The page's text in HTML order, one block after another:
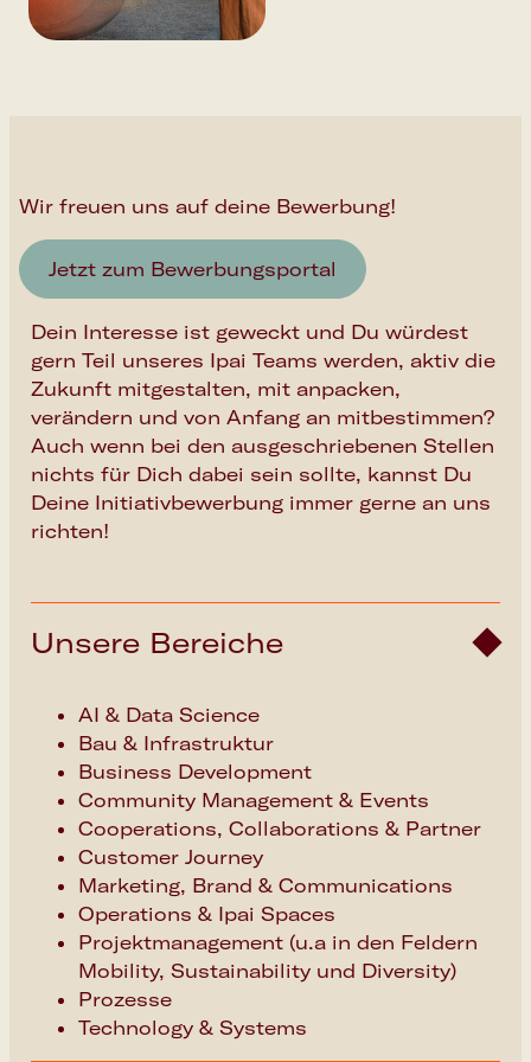
Wir freuen uns auf deine Bewerbung!
Jetzt zum Bewerbungsportal
Dein Interesse ist geweckt und Du würdest
gern Teil unseres Ipai Teams werden, aktiv die
Zukunft mitgestalten, mit anpacken,
verändern und von Anfang an mitbestimmen?
Auch wenn bei den ausgeschriebenen Stellen
nichts für Dich dabei sein sollte, kannst Du
Deine Initiativbewerbung immer gerne an uns
richten!
Unsere Bereiche
AI & Data Science
Bau & Infrastruktur
Business Development
Community Management & Events
Cooperations, Collaborations & Partner
Customer Journey
Marketing, Brand & Communications
Operations & Ipai Spaces
Projektmanagement (u.a in den Feldern
Mobility, Sustainability und Diversity)
Prozesse
Technology & Systems